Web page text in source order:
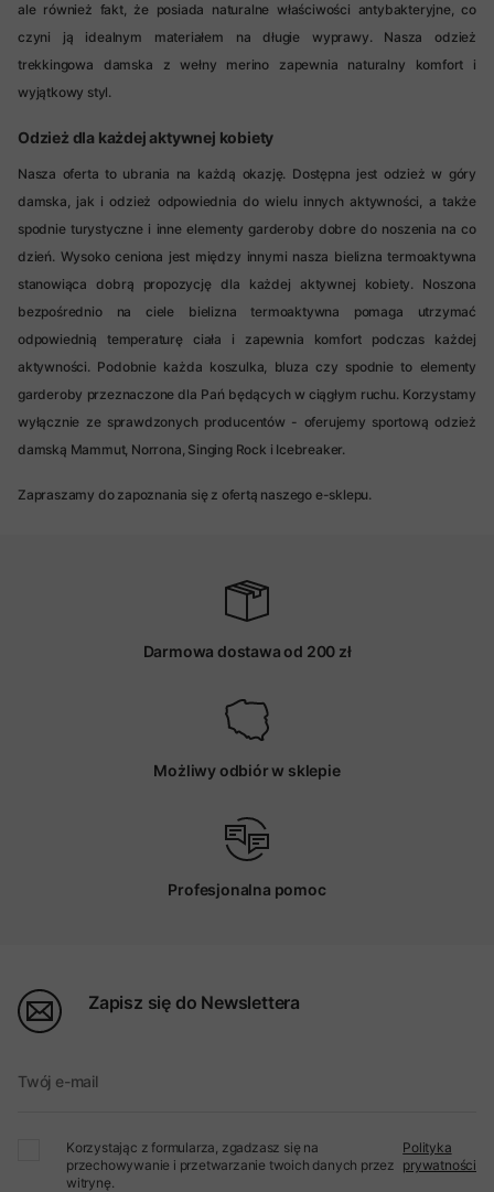
ale również fakt, że posiada naturalne właściwości antybakteryjne, co
czyni ją idealnym materiałem na długie wyprawy. Nasza odzież
trekkingowa damska z wełny merino zapewnia naturalny komfort i
wyjątkowy styl.
Odzież dla każdej aktywnej kobiety
Nasza oferta to ubrania na każdą okazję. Dostępna jest odzież w góry
damska, jak i odzież odpowiednia do wielu innych aktywności, a także
spodnie turystyczne i inne elementy garderoby dobre do noszenia na co
dzień. Wysoko ceniona jest między innymi nasza bielizna termoaktywna
stanowiąca dobrą propozycję dla każdej aktywnej kobiety. Noszona
bezpośrednio na ciele bielizna termoaktywna pomaga utrzymać
odpowiednią temperaturę ciała i zapewnia komfort podczas każdej
aktywności. Podobnie każda koszulka, bluza czy spodnie to elementy
garderoby przeznaczone dla Pań będących w ciągłym ruchu. Korzystamy
wyłącznie ze sprawdzonych producentów - oferujemy sportową odzież
damską Mammut, Norrona, Singing Rock i Icebreaker.
Zapraszamy do zapoznania się z ofertą naszego e-sklepu.
Darmowa dostawa od 200 zł
Możliwy odbiór w sklepie
Profesjonalna pomoc
Zapisz się do Newslettera
Twój e-mail
Korzystając z formularza, zgadzasz się na
przechowywanie i przetwarzanie twoich danych przez
witrynę.
Polityka
prywatności